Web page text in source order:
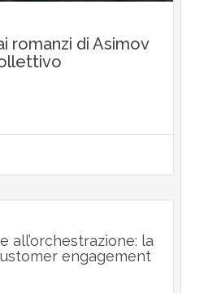
romanzi di Asimov
all’orchestrazione: la
engagement